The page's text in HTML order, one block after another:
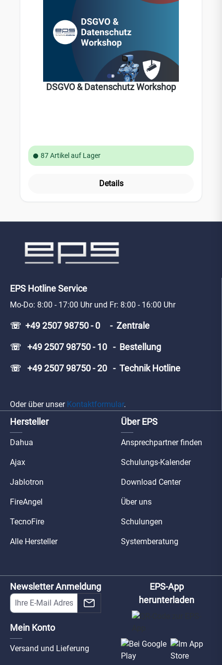
DSGVO & Datenschutz Workshop
87 Artikel auf Lager
Details
EPS Hotline Service
Mo-Do: 8:00 - 17:00 Uhr und Fr: 8:00 - 16:00 Uhr
☏ +49 2507 98750 - 0 - Zentrale
☏ +49 2507 98750 - 10 - Bestellung
☏ +49 2507 98750 - 20 - Technik Hotline
Oder über unser Kontaktformular.
Hersteller
Dahua
Ajax
Jablotron
FireAngel
TecnoFire
Alle Hersteller
Über EPS
Ansprechpartner finden
Schulungs-Kalender
Download Center
Über uns
Schulungen
Systemberatung
Newsletter Anmeldung
Mein Konto
Versand und Lieferung
EPS-App
herunterladen